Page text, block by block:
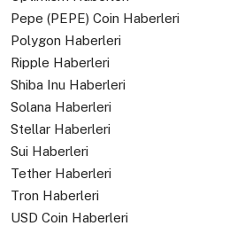
Pepe (PEPE) Coin Haberleri
Polygon Haberleri
Ripple Haberleri
Shiba Inu Haberleri
Solana Haberleri
Stellar Haberleri
Sui Haberleri
Tether Haberleri
Tron Haberleri
USD Coin Haberleri